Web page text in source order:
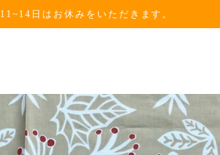
11~14日はお休みをいただきます。